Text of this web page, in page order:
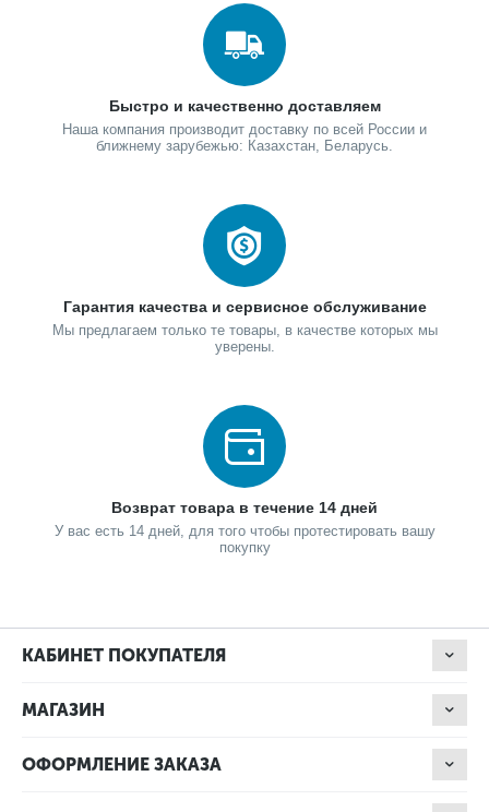
Быстро и качественно доставляем
Наша компания производит доставку по всей России и
ближнему зарубежью: Казахстан, Беларусь.
Гарантия качества и сервисное обслуживание
Мы предлагаем только те товары, в качестве которых мы
уверены.
Возврат товара в течение 14 дней
У вас есть 14 дней, для того чтобы протестировать вашу
покупку
КАБИНЕТ ПОКУПАТЕЛЯ
МАГАЗИН
ОФОРМЛЕНИЕ ЗАКАЗА